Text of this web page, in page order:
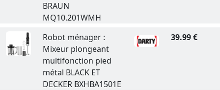
BRAUN
MQ10.201WMH
Robot ménager :
Mixeur plongeant
multifonction pied
métal BLACK ET
DECKER BXHBA1501E
39.99 €